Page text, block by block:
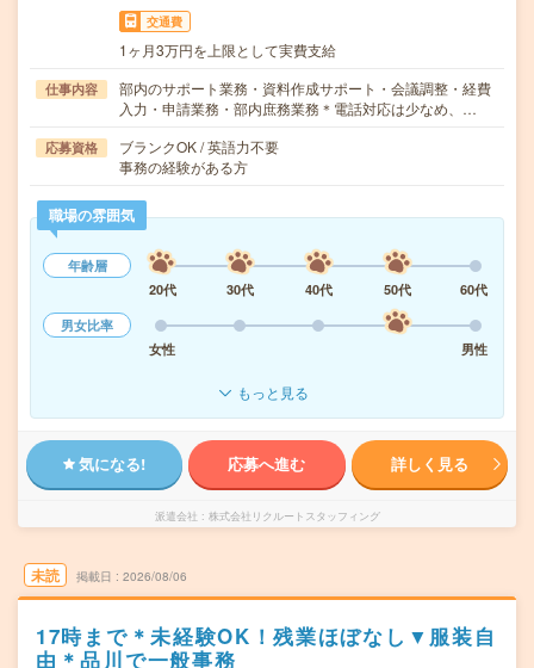
交通費
1ヶ月3万円を上限として実費支給
仕事内容
部内のサポート業務・資料作成サポート・会議調整・経費
入力・申請業務・部内庶務業務＊電話対応は少なめ、…
応募資格
ブランクOK / 英語力不要
事務の経験がある方
職場の雰囲気
年齢層
20代
30代 40代 50代
60代
男女比率
女性
男性
もっと見る
気になる! 応募へ進む 詳しく見る
派遣会社 株式会社リクルートスタッフィング
未読 掲載日 2026/08/06
17時まで＊未経験OK！残業ほぼなし▼服装自
由＊品川で一般事務